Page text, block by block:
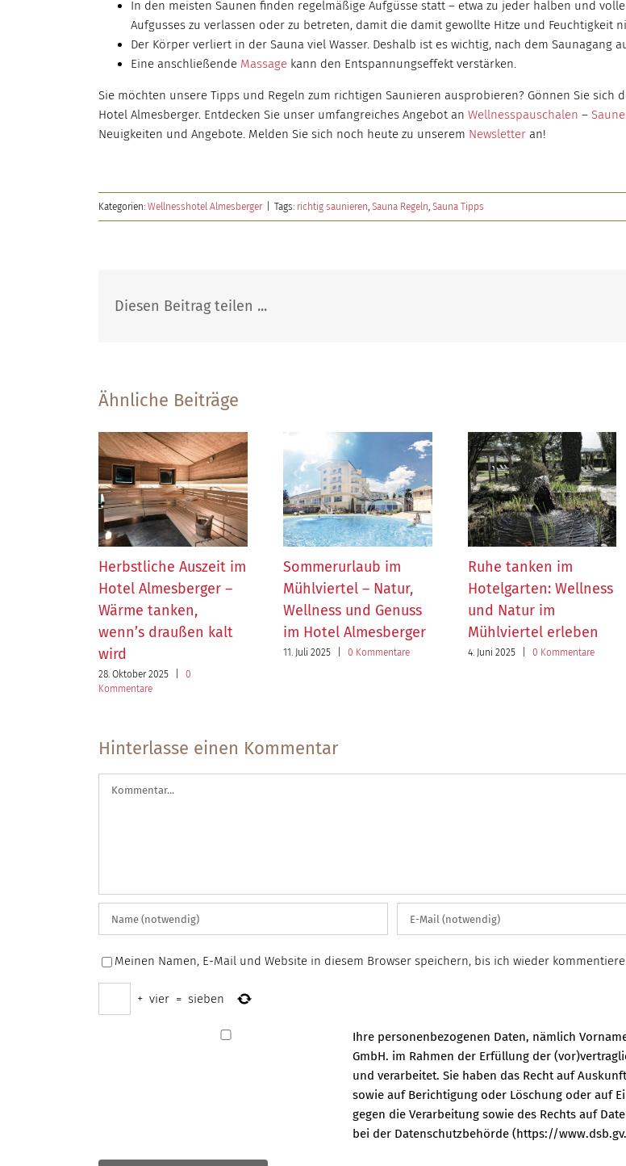
In den meisten Saunen finden regelmäßige Aufgüsse statt – etwa zu jeder halben und
Aufgusses zu verlassen oder zu betreten, damit die damit gewollte Hitze und Feuchtigkeit
Der Körper verliert in der Sauna viel Wasser. Deshalb ist es wichtig, nach dem
Eine anschließende Massage kann den Entspannungseffekt verstärken.
Sie möchten unsere Tipps und Regeln zum richtigen Saunieren ausprobieren? Gönnen Sie sich
Hotel Almesberger. Entdecken Sie unser umfangreiches Angebot an Wellnesspauschalen –
Neuigkeiten und Angebote. Melden Sie sich noch heute zu unserem Newsletter an!
Kategorien: Wellnesshotel Almesberger Tags: richtig saunieren, Sauna Regeln, Sauna Tipps
Diesen Beitrag teilen ...
Ähnliche Beiträge
Herbstliche Auszeit im
Hotel Almesberger –
Wärme tanken,
wenn’s draußen kalt
wird
28. Oktober 2025
0
Kommentare
Sommerurlaub im
Mühlviertel – Natur,
Wellness und Genuss
im Hotel Almesberger
11. Juli 2025 0 Kommentare
Ruhe tanken im
Hotelgarten: Wellness
und Natur im
Mühlviertel erleben
4. Juni 2025 0 Kommentare
Hinterlasse einen Kommentar
Meinen Namen, E-Mail und Website in diesem Browser speichern, bis ich wieder
+ vier = sieben
Ihre personenbezogenen Daten, nämlich
GmbH. im Rahmen der Erfüllung der
und verarbeitet. Sie haben das Recht auf
sowie auf Berichtigung oder Löschung oder auf
gegen die Verarbeitung sowie des Rechts auf
bei der Datenschutzbehörde (https://